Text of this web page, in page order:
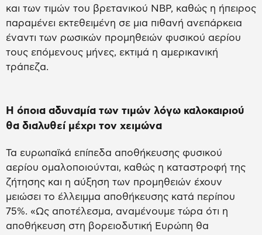
και των τιμών του βρετανικού NBP, καθώς η ήπειρος
παραμένει εκτεθειμένη σε μια πιθανή ανεπάρκεια
έναντι των ρωσικών προμηθειών φυσικού αερίου
τους επόμενους μήνες, εκτιμά η αμερικανική
τράπεζα.
Η όποια αδυναμία των τιμών λόγω καλοκαιριού
θα διαλυθεί μέχρι τον χειμώνα
Τα ευρωπαϊκά επίπεδα αποθήκευσης φυσικού
αερίου ομαλοποιούνται, καθώς η καταστροφή της
ζήτησης και η αύξηση των προμηθειών έχουν
μειώσει το έλλειμμα αποθήκευσης κατά περίπου
75%. «Ως αποτέλεσμα, αναμένουμε τώρα ότι η
αποθήκευση στη βορειοδυτική Ευρώπη θα